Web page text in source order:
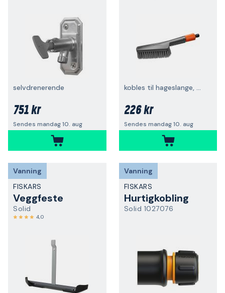
selvdrenerende
751 kr
Sendes mandag 10. aug
kobles til hageslange, myk, S
226 kr
Sendes mandag 10. aug
Vanning
FISKARS
Veggfeste
Solid
4,0
Vanning
FISKARS
Hurtigkobling
Solid 1027076